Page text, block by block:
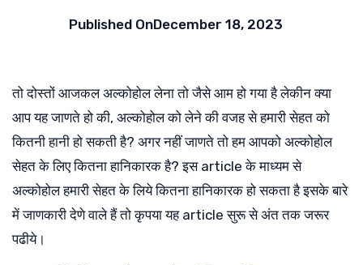
Published OnDecember 18, 2023
तो दोस्तों आजकल अल्कोहोल लेना तो जैसे आम हो गया है लेकीन क्या
आप यह जाणते हो की, अल्कोहोल को लेने की वजह से हमारी सेहत को
कितनी हानी हो सकती है? अगर नहीं जाणते तो हम आपको अल्कोहोल
सेहत के लिए कितना हानिकारक है? इस article के माध्यम से
अल्कोहोल हमारी सेहत के लिये कितना हानिकारक हो सकता है इसके बारे
में जाणकारी देणे वाले हैं तो कृपया यह article सुरू से अंत तक जरूर
पढीये।